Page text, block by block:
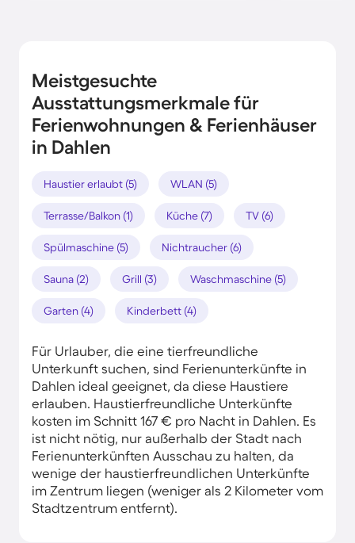
Meistgesuchte
Ausstattungsmerkmale für
Ferienwohnungen & Ferienhäuser
in Dahlen
Haustier erlaubt (5) WLAN (5)
Terrasse/Balkon (1) Küche (7) TV (6)
Spülmaschine (5) Nichtraucher (6)
Sauna (2) Grill (3) Waschmaschine (5)
Garten (4) Kinderbett (4)
Für Urlauber, die eine tierfreundliche
Unterkunft suchen, sind Ferienunterkünfte in
Dahlen ideal geeignet, da diese Haustiere
erlauben. Haustierfreundliche Unterkünfte
kosten im Schnitt 167 € pro Nacht in Dahlen. Es
ist nicht nötig, nur außerhalb der Stadt nach
Ferienunterkünften Ausschau zu halten, da
wenige der haustierfreundlichen Unterkünfte
im Zentrum liegen (weniger als 2 Kilometer vom
Stadtzentrum entfernt).